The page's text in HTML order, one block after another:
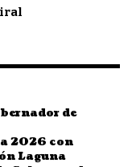
de
2026 con
Laguna